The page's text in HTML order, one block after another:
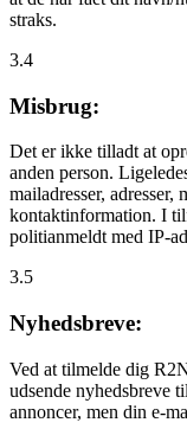
straks.
3.4
Misbrug:
Det er ikke tilladt at
anden person.
mailadresser,
kontaktinformation. I
politianmeldt med IP-
3.5
Nyhedsbreve:
Ved at tilmelde dig
udsende nyhedsbreve
annoncer, men din e-